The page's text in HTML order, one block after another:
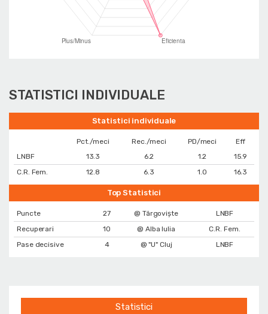
STATISTICI INDIVIDUALE
Statistici individuale
Pct./meci Rec./meci PD/meci
Eff
LNBF
13.3 6.2 1.2
15.9
C.R. Fem.
12.8 6.3 1.0 16.3
Top Statistici
Puncte 27 @ Târgoviște
LNBF
Recuperari
10 @ Alba Iulia
C.R. Fem.
Pase decisive
4 @ "U" Cluj LNBF
Statistici